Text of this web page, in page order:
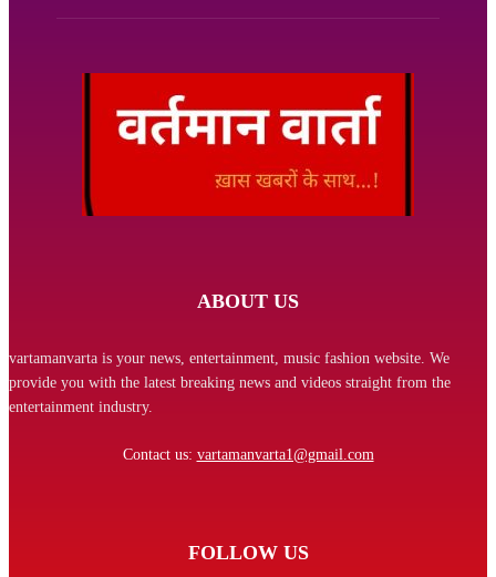
ABOUT US
vartamanvarta is your news, entertainment, music fashion website. We
provide you with the latest breaking news and videos straight from the
entertainment industry.
Contact us: vartamanvarta1@gmail.com
FOLLOW US